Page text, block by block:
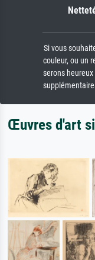
Si vous
couleur, ou un
serons
Œuvres d'art